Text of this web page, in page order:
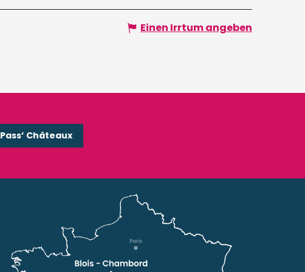
Einen Irrtum angeben
Pass’ Châteaux